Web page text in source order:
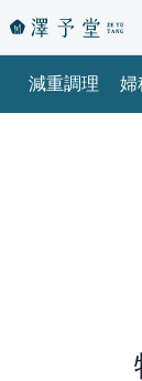
減重調理 婦